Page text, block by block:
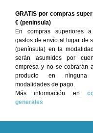
GRATIS por compras
€ (peninsula)
En compras superiores
gastos de envío al lugar de
(península) en la
serán asumidos por
empresa y no se cobrarán
producto en
modalidades de pago.
Más información en
generales